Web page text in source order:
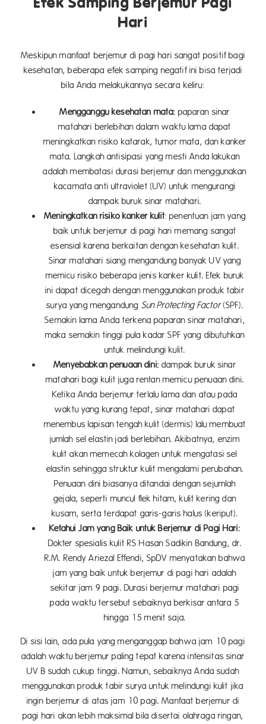
Hari
Meskipun manfaat berjemur di pagi hari sangat positif bagi
kesehatan, beberapa efek samping negatif ini bisa terjadi
bila Anda melakukannya secara keliru:
Mengganggu kesehatan mata: paparan sinar
matahari berlebihan dalam waktu lama dapat
meningkatkan risiko katarak, tumor mata, dan kanker
mata. Langkah antisipasi yang mesti Anda lakukan
adalah membatasi durasi berjemur dan menggunakan
kacamata anti ultraviolet (UV) untuk mengurangi
dampak buruk sinar matahari.
Meningkatkan risiko kanker kulit: penentuan jam yang
baik untuk berjemur di pagi hari memang sangat
esensial karena berkaitan dengan kesehatan kulit.
Sinar matahari siang mengandung banyak UV yang
memicu risiko beberapa jenis kanker kulit. Efek buruk
ini dapat dicegah dengan menggunakan produk tabir
surya yang mengandung Sun Protecting Factor(SPF).
Semakin lama Anda terkena paparan sinar matahari,
maka semakin tinggi pula kadar SPF yang dibutuhkan
untuk melindungi kulit.
Menyebabkan penuaan dini:dampak buruk sinar
matahari bagi kulit juga rentan memicu penuaan dini.
Ketika Anda berjemur terlalu lama dan atau pada
waktu yang kurang tepat, sinar matahari dapat
menembus lapisan tengah kulit (dermis) lalu membuat
jumlah sel elastin jadi berlebihan. Akibatnya, enzim
kulit akan memecah kolagen untuk mengatasi sel
elastin sehingga struktur kulit mengalami perubahan.
Penuaan dini biasanya ditandai dengan sejumlah
gejala, seperti muncul flek hitam, kulit kering dan
kusam, serta terdapat garis-garis halus (keriput).
Ketahui Jam yang Baik untuk Berjemur di Pagi Hari:
Dokter spesialis kulit RS Hasan Sadikin Bandung, dr.
R.M. Rendy Ariezal Effendi, SpDV menyatakan bahwa
jam yang baik untuk berjemur di pagi hari adalah
sekitar jam 9 pagi. Durasi berjemur matahari pagi
pada waktu tersebut sebaiknya berkisar antara 5
hingga 15 menit saja.
Di sisi lain, ada pula yang menganggap bahwa jam 10 pagi
adalah waktu berjemur paling tepat karena intensitas sinar
UV B sudah cukup tinggi. Namun, sebaiknya Anda sudah
menggunakan produk tabir surya untuk melindungi kulit jika
ingin berjemur di atas jam 10 pagi. Manfaat berjemur di
pagi hari akan lebih maksimal bila disertai olahraga ringan,